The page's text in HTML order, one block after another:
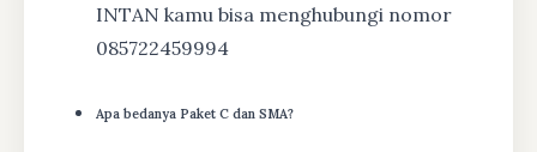
INTAN kamu bisa menghubungi nomor
085722459994
Apa bedanya Paket C dan SMA?